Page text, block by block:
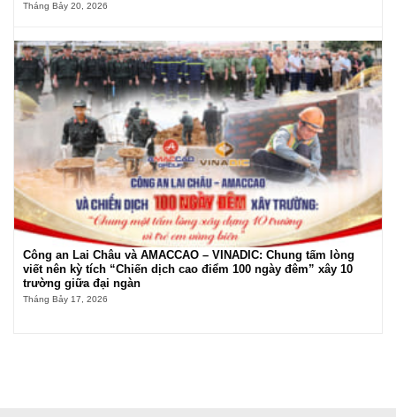
Tháng Bảy 20, 2026
Công an Lai Châu và AMACCAO – VINADIC: Chung tấm lòng
viết nên kỳ tích “Chiến dịch cao điểm 100 ngày đêm” xây 10
trường giữa đại ngàn
Tháng Bảy 17, 2026